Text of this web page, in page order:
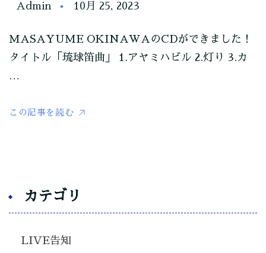
Admin 10月 25, 2023
MASAYUME OKINAWAのCDができました！
タイトル「琉球笛曲」 1.アヤミハビル 2.灯り 3.カ
…
この記事を読む
カテゴリ
LIVE告知